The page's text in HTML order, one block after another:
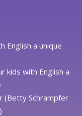
English a unique
kids with English a
(Betty Schrampfer